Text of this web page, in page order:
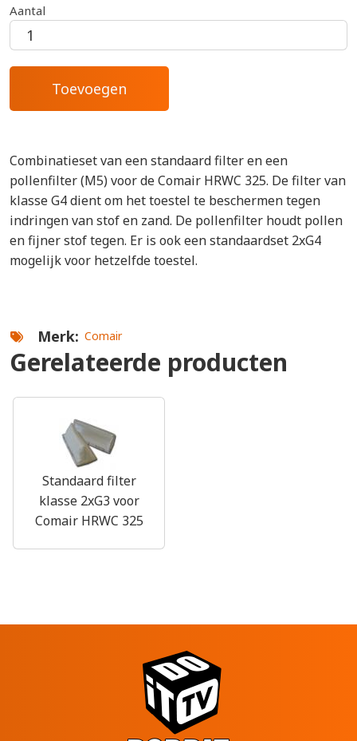
Aantal
Combinatieset van een standaard filter en een
pollenfilter (M5) voor de Comair HRWC 325. De filter van
klasse G4 dient om het toestel te beschermen tegen
indringen van stof en zand. De pollenfilter houdt pollen
en fijner stof tegen. Er is ook een standaardset 2xG4
mogelijk voor hetzelfde toestel.
Merk Comair
Gerelateerde producten
Standaard filter
klasse 2xG3 voor
Comair HRWC 325